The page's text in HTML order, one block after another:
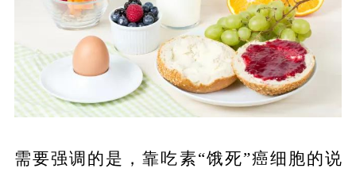
需要强调的是，靠吃素“饿死”癌细胞的说